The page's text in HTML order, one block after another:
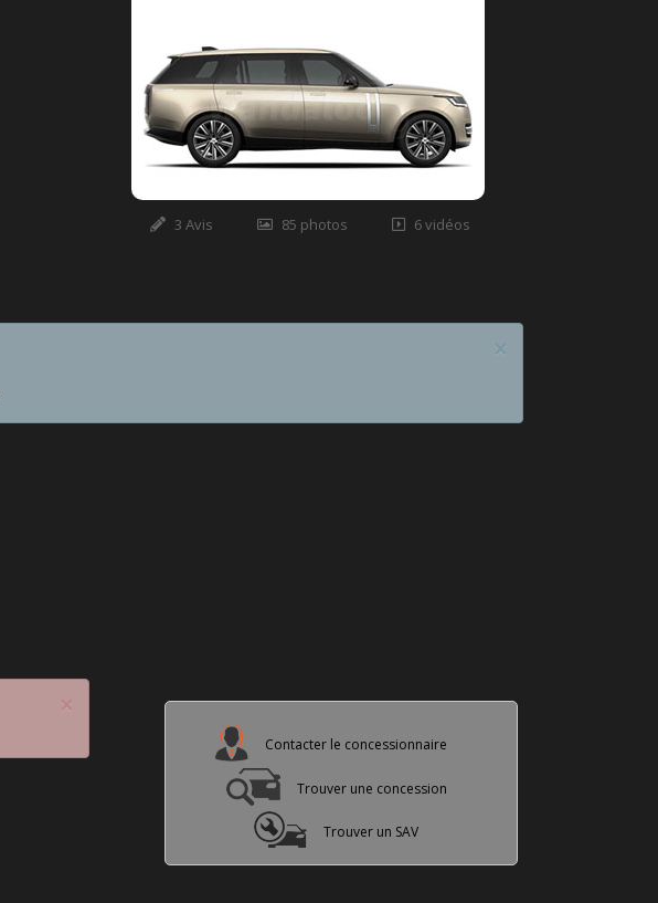
3 Avis 85 photos 6 vidéos
×
×
Contacter le concessionnaire
Trouver une concession
Trouver un SAV